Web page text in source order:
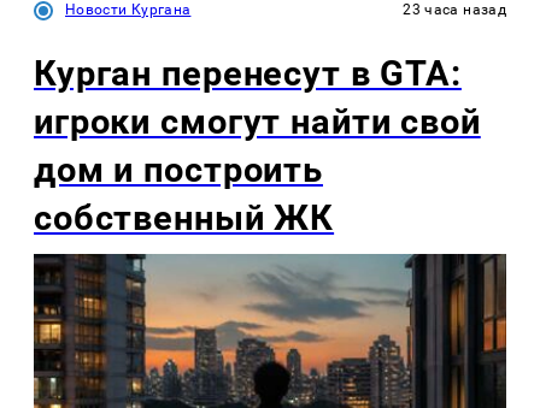
Новости Кургана 23 часа назад
Курган перенесут в GTA:
игроки смогут найти свой
дом и построить
собственный ЖК